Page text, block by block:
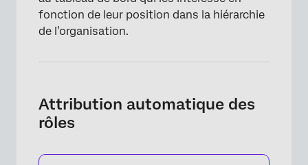
fonction de leur position dans la hiérarchie
de l’organisation.
Attribution automatique des
rôles